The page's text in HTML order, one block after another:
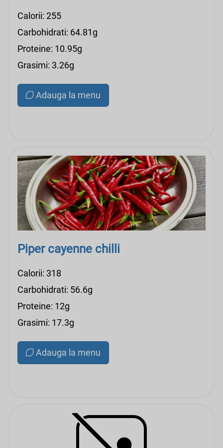
Calorii: 255
Carbohidrati: 64.81g
Proteine: 10.95g
Grasimi: 3.26g
Adauga la menu
Piper cayenne chilli
Calorii: 318
Carbohidrati: 56.6g
Proteine: 12g
Grasimi: 17.3g
Adauga la menu